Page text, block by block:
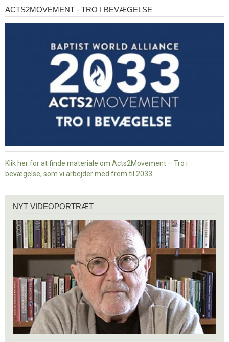
Acts2Movement
-
ACTS2MOVEMENT - TRO I BEVÆGELSE
Klik her for at finde materiale om Acts2Movement – Tro i
bevægelse, som vi arbejder med frem til 2033.
videoportræt
NYT VIDEOPORTRÆT